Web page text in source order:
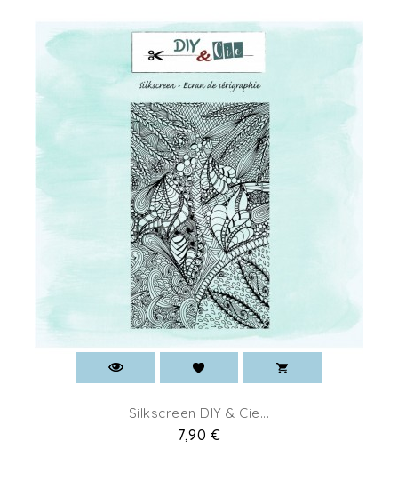
Silkscreen DIY & Cie...
Prix
7,90 €